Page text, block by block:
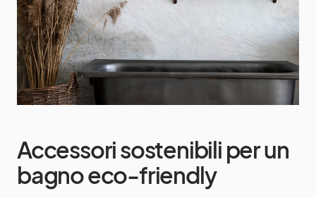
Accessori sostenibili per un
bagno eco-friendly